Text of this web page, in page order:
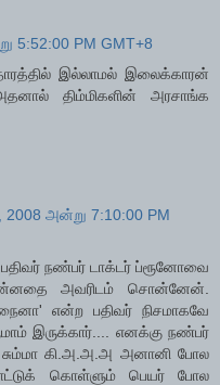
5:52:00 PM GMT+8
இல்லாமல் இலைக்காரன்
திம்மிகளின் அரசாங்க
2008 அன்று 7:10:00 PM
நண்பர் டாக்டர் ப்ரூனோவை
அவரிடம் சொன்னேன்.
என்ற பதிவர் நிசமாகவே
இருக்கார்.... எனக்கு நண்பர்
கி.அ.அ.அ அனானி போல
கொள்ளும் பெயர் போல